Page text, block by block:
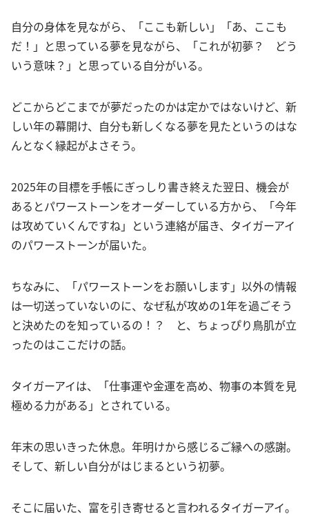
自分の身体を見ながら、「ここも新しい」「あ、ここも
だ！」と思っている夢を見ながら、「これが初夢？ どう
いう意味？」と思っている自分がいる。
どこからどこまでが夢だったのかは定かではないけど、新
しい年の幕開け、自分も新しくなる夢を見たというのはな
んとなく縁起がよさそう。
2025年の目標を手帳にぎっしり書き終えた翌日、機会が
あるとパワーストーンをオーダーしている方から、「今年
は攻めていくんですね」という連絡が届き、タイガーアイ
のパワーストーンが届いた。
ちなみに、「パワーストーンをお願いします」以外の情報
は一切送っていないのに、なぜ私が攻めの1年を過ごそう
と決めたのを知っているの！？ と、ちょっぴり鳥肌が立
ったのはここだけの話。
タイガーアイは、「仕事運や金運を高め、物事の本質を見
極める力がある」とされている。
年末の思いきった休息。年明けから感じるご縁への感謝。
そして、新しい自分がはじまるという初夢。
そこに届いた、富を引き寄せると言われるタイガーアイ。